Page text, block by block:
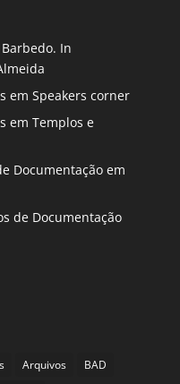
In
em Speakers corner
em Templos e
Documentação em
de Documentação
Arquivos
BAD